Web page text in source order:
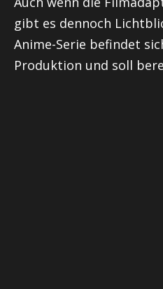
gibt es dennoch
Anime-Serie befindet
Produktion und soll